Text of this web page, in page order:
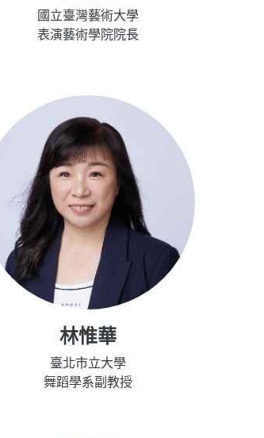
國立臺灣藝術大學
表演藝術學院院長
林惟華
臺北市立大學
舞蹈學系副教授